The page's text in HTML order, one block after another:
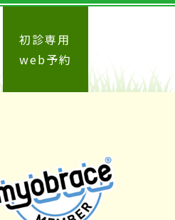
初診専用
web予約